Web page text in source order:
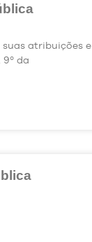
atribuições e
da